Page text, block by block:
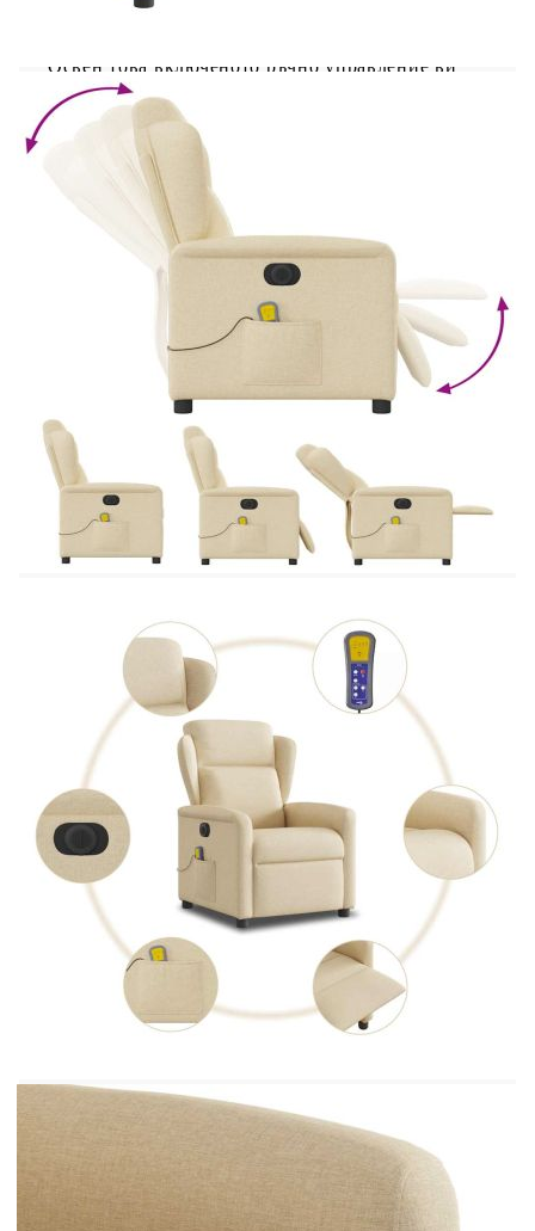
Освен това включеното ръчно управление ви
позволява да избирате различни програми за
масаж. Функцията за масаж се захранва от USB
конектор, който изисква сертифициран 5V USB
захранващ източник (не е включен).Удобно
седене: Дебело подплатената седалка,
облегалката и широките подлакътници, покрити
с текстил, осигуряват уютно и топло усещане,
което ви кара да се чувствате като в прегръдка,
докато седите. Тъканта се отличава със семпъл
и изчистен вид и е дишаща и
издръжлива.Удобен страничен джоб: Този
фотьойл има страничен джоб за вашето
дистанционно управление или за поддържане
на вашите основни вещи леснодостъпни.Здрава
и стабилна рамка: Рамката, изработена от дърво
и метал, осигурява здрава структура и
стабилност. Този накланящ се фотьойл е удобен
и издръжлив.
Цвят: Кремав
Материал: Плат (100% полиестер), метал,
Размери на седалката: 78 x 95 x 100 см (Ш
x Д x В)
Размери в легнало положение: 78 x 151 x
77,5 см (Ш x Д x В)
Ширина на седалката: 50 см
Дълбочина на седалката: 64 см
Височина на седалката от земята: 43-44,5
см
Височина на подлакътника от земята: 56 см
Опции: Масаж без загряване
Вид масаж: 6-точков вибрационен масаж
Входно напрежение: DC 5V
С електромотор за автоматично регулиране
на облегалката и опората за крака
Вход на електромотора: DC 24 V, 1,5 A
Мощност на електромотора: 100-240 V~,